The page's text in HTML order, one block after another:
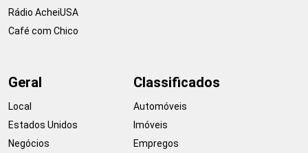
Rádio AcheiUSA
Café com Chico
Geral
Local
Estados Unidos
Negócios
Classificados
Automóveis
Imóveis
Empregos